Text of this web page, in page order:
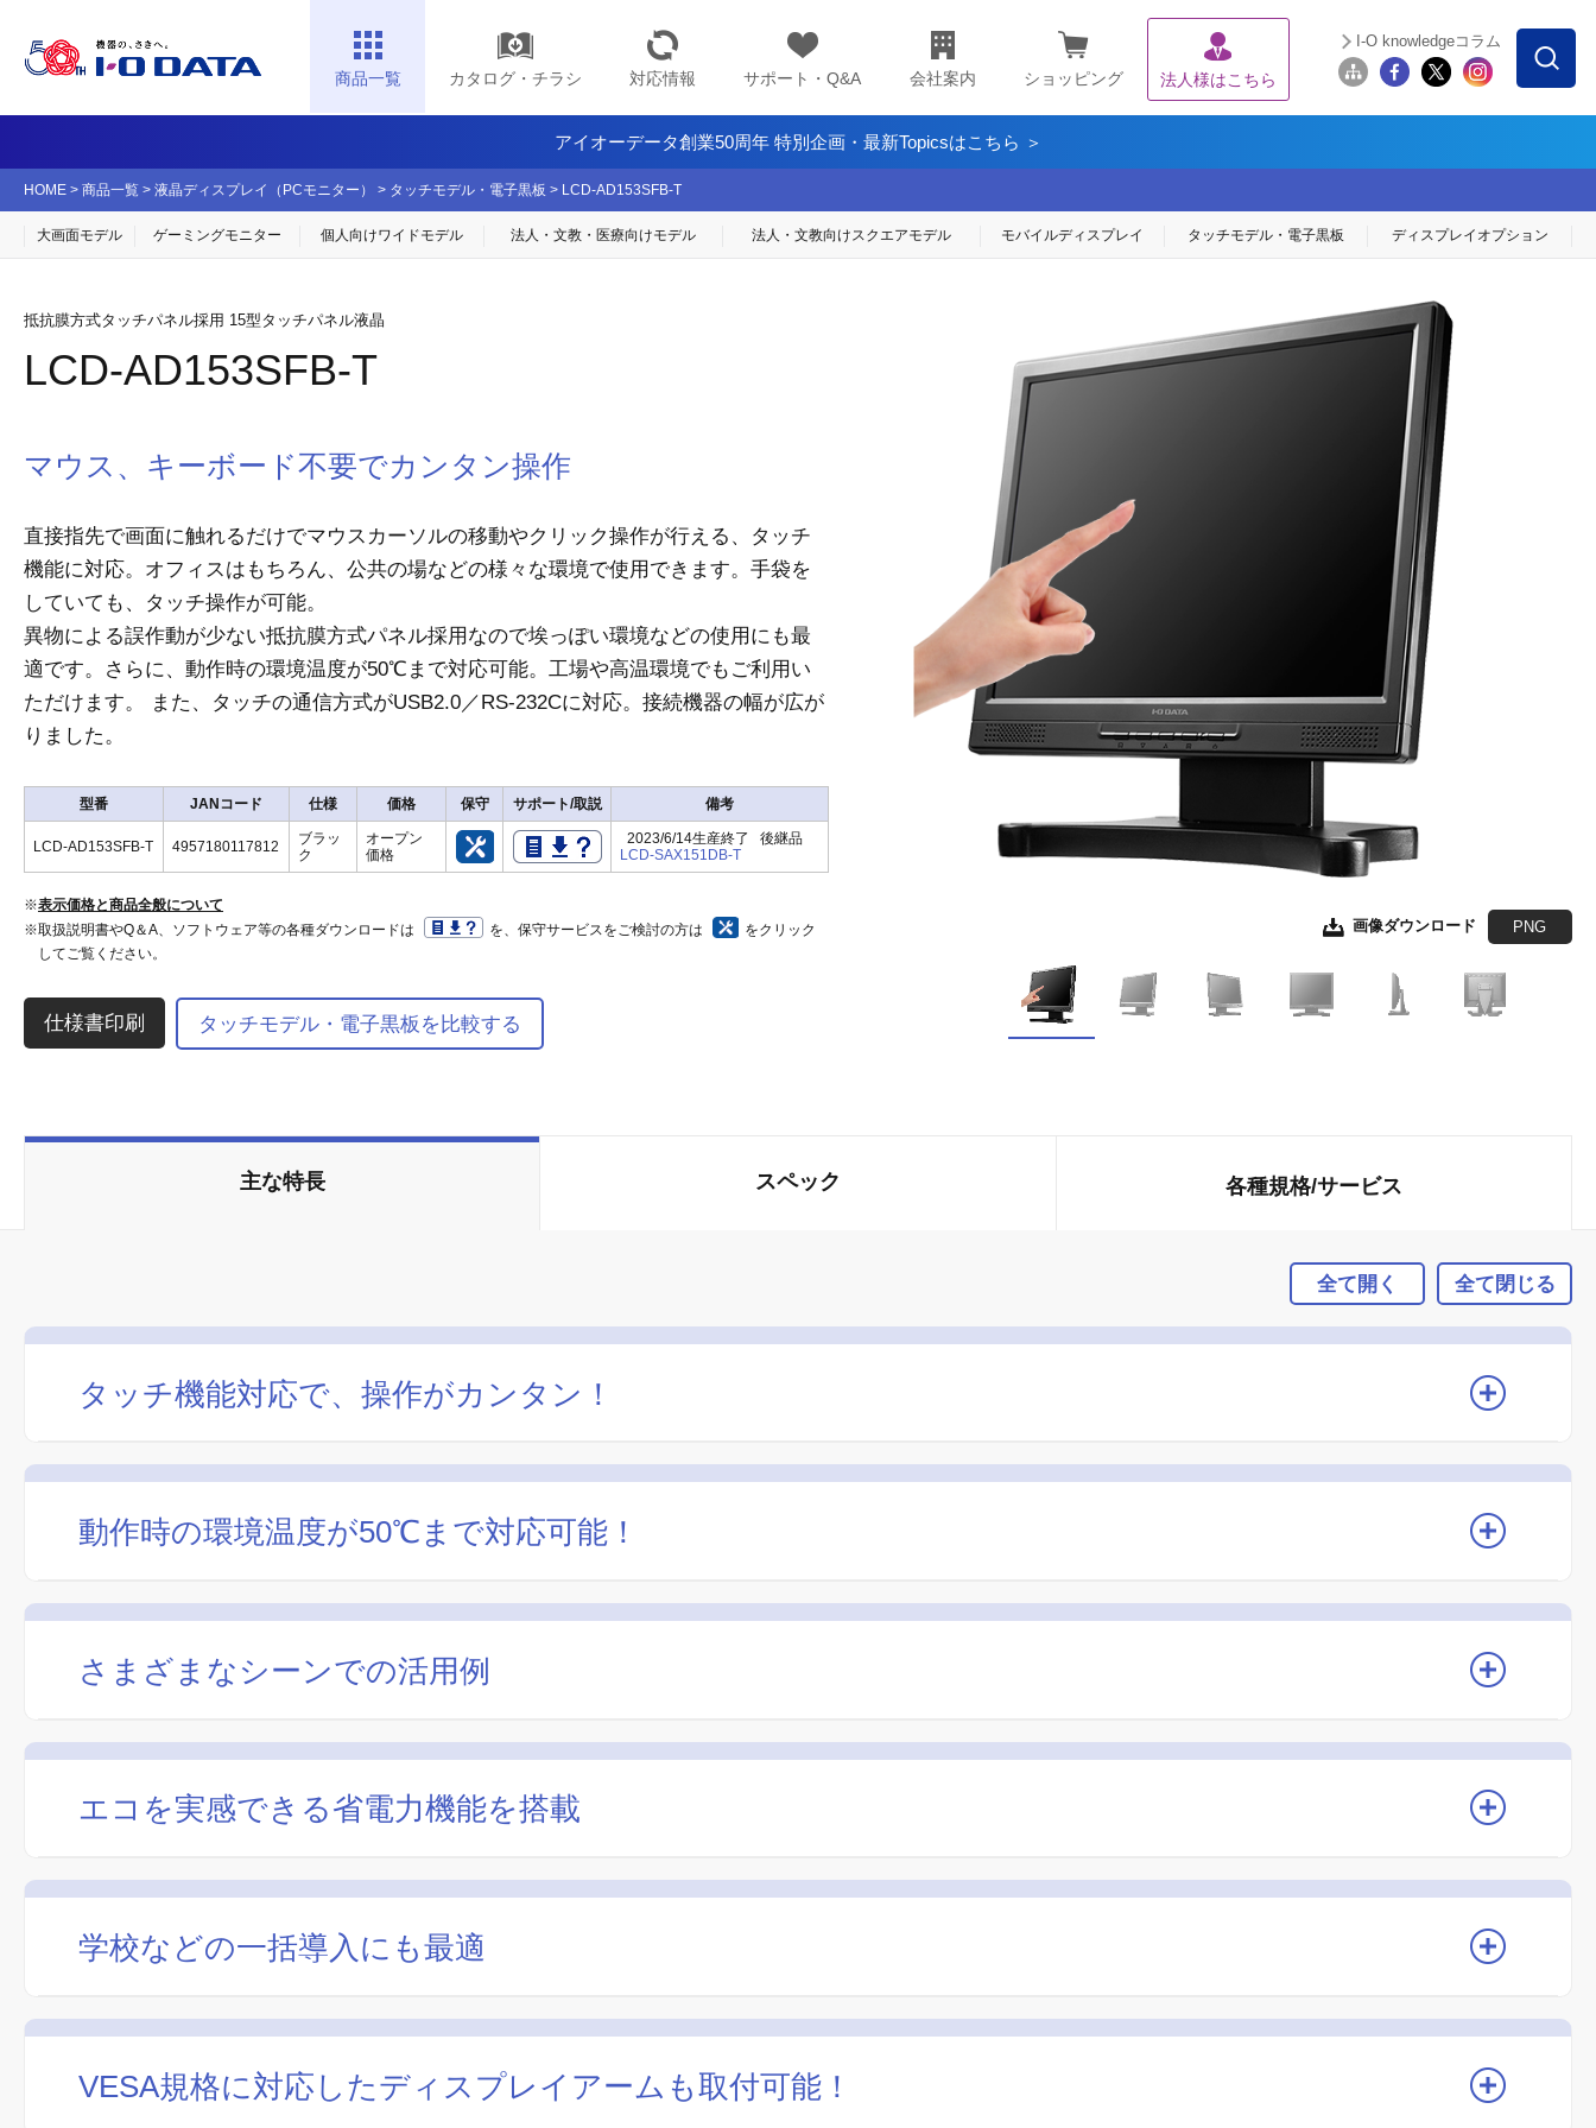
商品一覧 カタログ・チラシ 対応情報 サポート・Q&A 会社案内 ショッピング 法人様はこちら
I-O knowledgeコラム
アイオーデータ創業50周年 特別企画・最新Topicsはこちら ＞
HOME > 商品一覧 > 液晶ディスプレイ（PCモニター） > タッチモデル・電子黒板 > LCD-AD153SFB-T
大画面モデル ゲーミングモニター 個人向けワイドモデル 法人・文教・医療向けモデル 法人・文教向けスクエアモデル モバイルディスプレイ タッチモデル・ 電子黒板 ディスプレイ オプション
抵抗膜方式タッチパネル採用 15型タッチパネル液晶
LCD-AD153SFB-T
画像ダウンロード PNG
画像ダウンロード JPEG EPS形式
画像ダウンロード JPEG EPS形式
画像ダウンロード JPEG EPS形式
画像ダウンロード JPEG EPS形式
マウス、キーボード不要でカンタン操作
直接指先で画面に触れるだけでマウスカーソルの移動やクリック操作が行える、タッチ
機能に対応。オフィスはもちろん、公共の場などの様々な環境で使用できます。手袋を
していても、タッチ操作が可能。
異物による誤作動が少ない抵抗膜方式パネル採用なので埃っぽい環境などの使用にも最
適です。さらに、動作時の環境温度が50℃まで対応可能。工場や高温環境でもご利用い
ただけます。 また、タッチの通信方式がUSB2.0／RS-232Cに対応。接続機器の幅が広が
りました。
型番 JANコード 仕様 価格 保守 サポート/取説 備考
LCD-AD153SFB-T 4957180117812
ブラッ
ク
オープン
価格
2023/6/14生産終了 後継品
LCD-SAX151DB-T
※表示価格と商品全般について
※取扱説明書やQ＆A、ソフトウェア等の各種ダウンロードは
を、保守サービスをご検討の方は
をクリック
してご覧ください。
タッチモデル・電子黒板を比較する
主な特長 スペック 各種規格/サービス
全て開く 全て閉じる
タッチ機能対応で、操作がカンタン！
動作時の環境温度が50℃まで対応可能！
さまざまなシーンでの活用例
エコを実感できる省電力機能を搭載
学校などの一括導入にも最適
VESA規格に対応したディスプレイアームも取付可能！